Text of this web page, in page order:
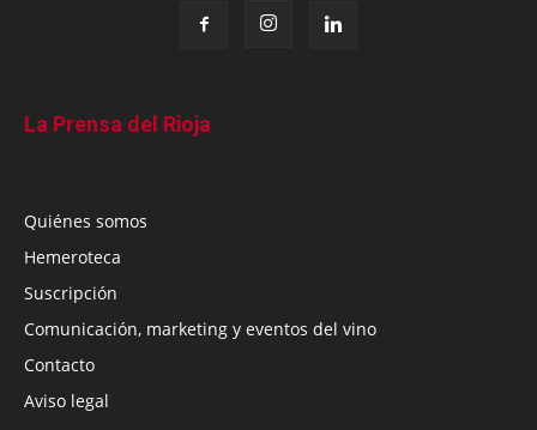
La Prensa del Rioja
Quiénes somos
Hemeroteca
Suscripción
Comunicación, marketing y eventos del vino
Contacto
Aviso legal